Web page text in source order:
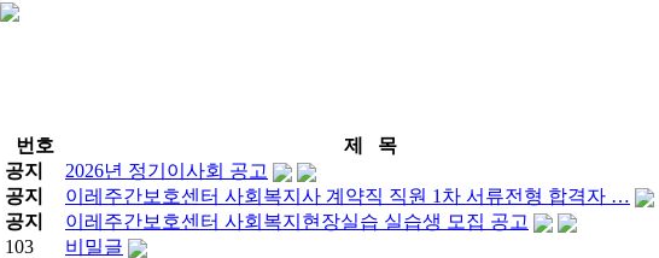
번호 제 목
공지
2026년 정기이사회 공고
공지
이레주간보호센터 사회복지사 계약직 직원 1차 서류전형 합격자 …
공지
이레주간보호센터 사회복지현장실습 실습생 모집 공고
103
비밀글